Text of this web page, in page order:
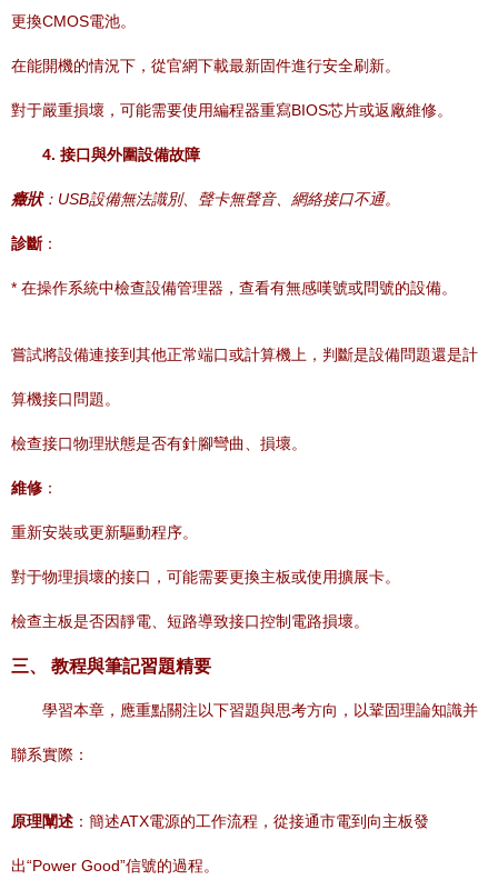
更換CMOS電池。
在能開機的情況下，從官網下載最新固件進行安全刷新。
對于嚴重損壞，可能需要使用編程器重寫BIOS芯片或返廠維修。
4. 接口與外圍設備故障
癥狀：USB設備無法識別、聲卡無聲音、網絡接口不通。
診斷：
* 在操作系統中檢查設備管理器，查看有無感嘆號或問號的設備。
嘗試將設備連接到其他正常端口或計算機上，判斷是設備問題還是計
算機接口問題。
檢查接口物理狀態是否有針腳彎曲、損壞。
維修 ：
重新安裝或更新驅動程序。
對于物理損壞的接口，可能需要更換主板或使用擴展卡。
檢查主板是否因靜電、短路導致接口控制電路損壞。
三、 教程與筆記習題精要
學習本章，應重點關注以下習題與思考方向，以鞏固理論知識并
聯系實際：
原理闡述 ：簡述ATX電源的工作流程，從接通市電到向主板發
出“Power Good”信號的過程。